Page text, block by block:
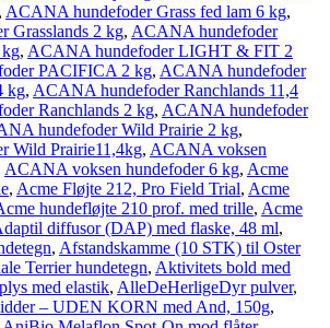
, ACANA hundefoder Grass fed lam 6 kg,
Grasslands 2 kg, ACANA hundefoder
, ACANA hundefoder LIGHT & FIT 2
PACIFICA 2 kg, ACANA hundefoder
kg, ACANA hundefoder Ranchlands 11,4
Ranchlands 2 kg, ACANA hundefoder
hundefoder Wild Prairie 2 kg,
Wild Prairie11,4kg, ACANA voksen
ACANA voksen hundefoder 6 kg, Acme
, Acme Fløjte 212, Pro Field Trial, Acme
hundefløjte 210 prof. med trille, Acme
diffusor (DAP) med flaske, 48 ml,
, Afstandskamme (10 STK) til Oster
Terrier hundetegn, Aktivitets bold med
med elastik, AlleDeHerligeDyr pulver,
– UDEN KORN med And, 150g,